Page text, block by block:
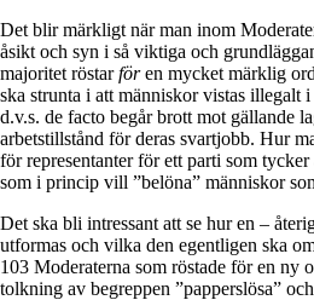
Det blir märkligt när man inom
åsikt och syn i så viktiga och
majoritet röstarfören mycket märklig
ska strunta i att människor vistas illegalt
d.v.s. de facto begår brott mot gällande
arbetstillstånd för deras svartjobb. Hur
för representanter för ett parti som
som i princip vill ”belöna” människor
Det ska bli intressant att se hur en –
utformas och vilka den egentligen ska
103 Moderaterna som röstade för en ny
tolkning av begreppen ”papperslösa”